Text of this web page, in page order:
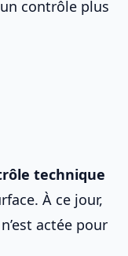
contrôle plus
technique
À ce jour,
actée pour